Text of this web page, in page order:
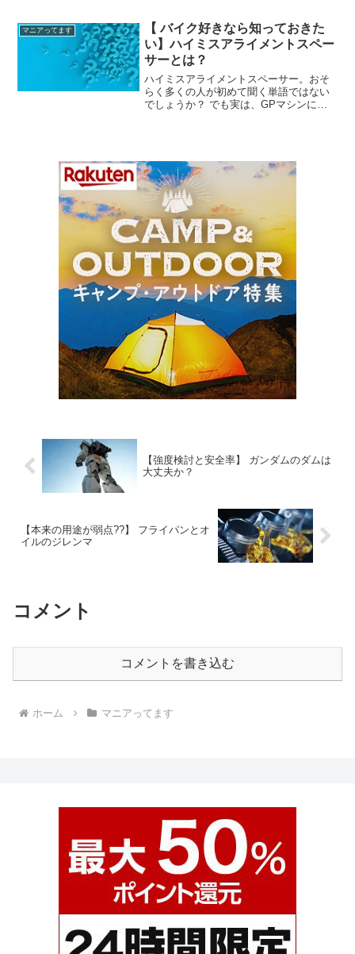
マニアってます
【 バイク好きなら知っておきた
い】ハイミスアライメントスペー
サーとは？
ハイミスアライメントスペーサー。おそ
らく多くの人が初めて聞く単語ではない
でしょうか？ でも実は、GPマシンには
いかも理解することができます。
【強度検討と安全率】 ガンダムのダムは
大丈夫か？
【本来の用途が弱点??】 フライパンとオ
イルのジレンマ
コメント
コメントを書き込む
ホーム マニアってます